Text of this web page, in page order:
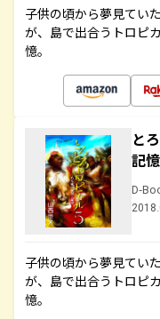
子供の頃から夢見てい
が、島で出合うトロピ
憶。
と
記
D-
子供の頃から夢見てい
が、島で出合うトロピ
憶。